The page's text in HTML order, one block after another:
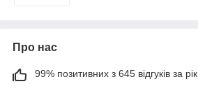
Про нас
99% позитивних з 645 відгуків за рік